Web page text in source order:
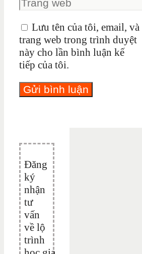
Lưu tên của tôi, email, và
trang web trong trình duyệt
này cho lần bình luận kế
tiếp của tôi.
Đăng
ký
nhận
tư
vấn
về lộ
trình